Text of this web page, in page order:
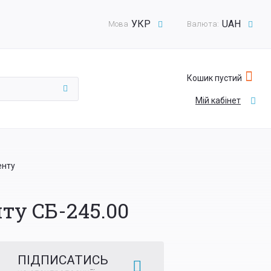
Валюта: UAH
Мова УКР
Кошик пустий
Мій кабінет
СБ-245.00
ПІДПИСАТИСЬ